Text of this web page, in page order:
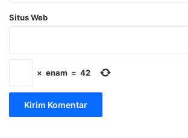
Situs Web
× enam = 42